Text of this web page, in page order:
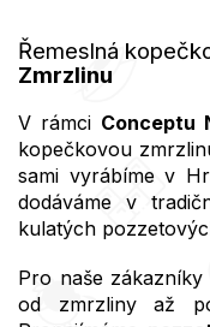
Řemeslná
Zmrzlinu
V rámci Conceptu
kopečkovou
sami vyrábíme v
dodáváme v
kulatých
Pro naše
od zmrzliny až